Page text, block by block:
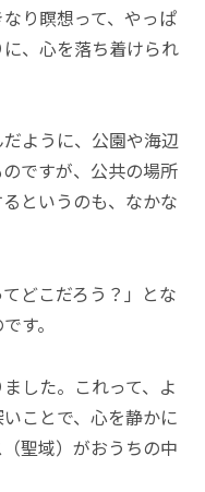
り瞑想って、やっぱ
、心を落ち着けられ
ように、公園や海辺
ですが、公共の場所
というのも、なかな
どこだろう？」とな
す。
した。これって、よ
ことで、心を静かに
聖域）がおうちの中